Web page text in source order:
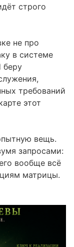
строго
не про
в системе
беру
требований
этот
вещь.
запросами:
вообще всё
матрицы.